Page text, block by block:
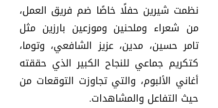
نظمت شيرين حفلًا خاصًا ضم فريق العمل،
من شعراء وملحنين وموزعين بارزين مثل
تامر حسين، مدين، عزيز الشافعي، وتوما،
كتكريم جماعي للنجاح الكبير الذي حققته
أغاني الألبوم، والتي تجاوزت التوقعات من
حيث التفاعل والمشاهدات.